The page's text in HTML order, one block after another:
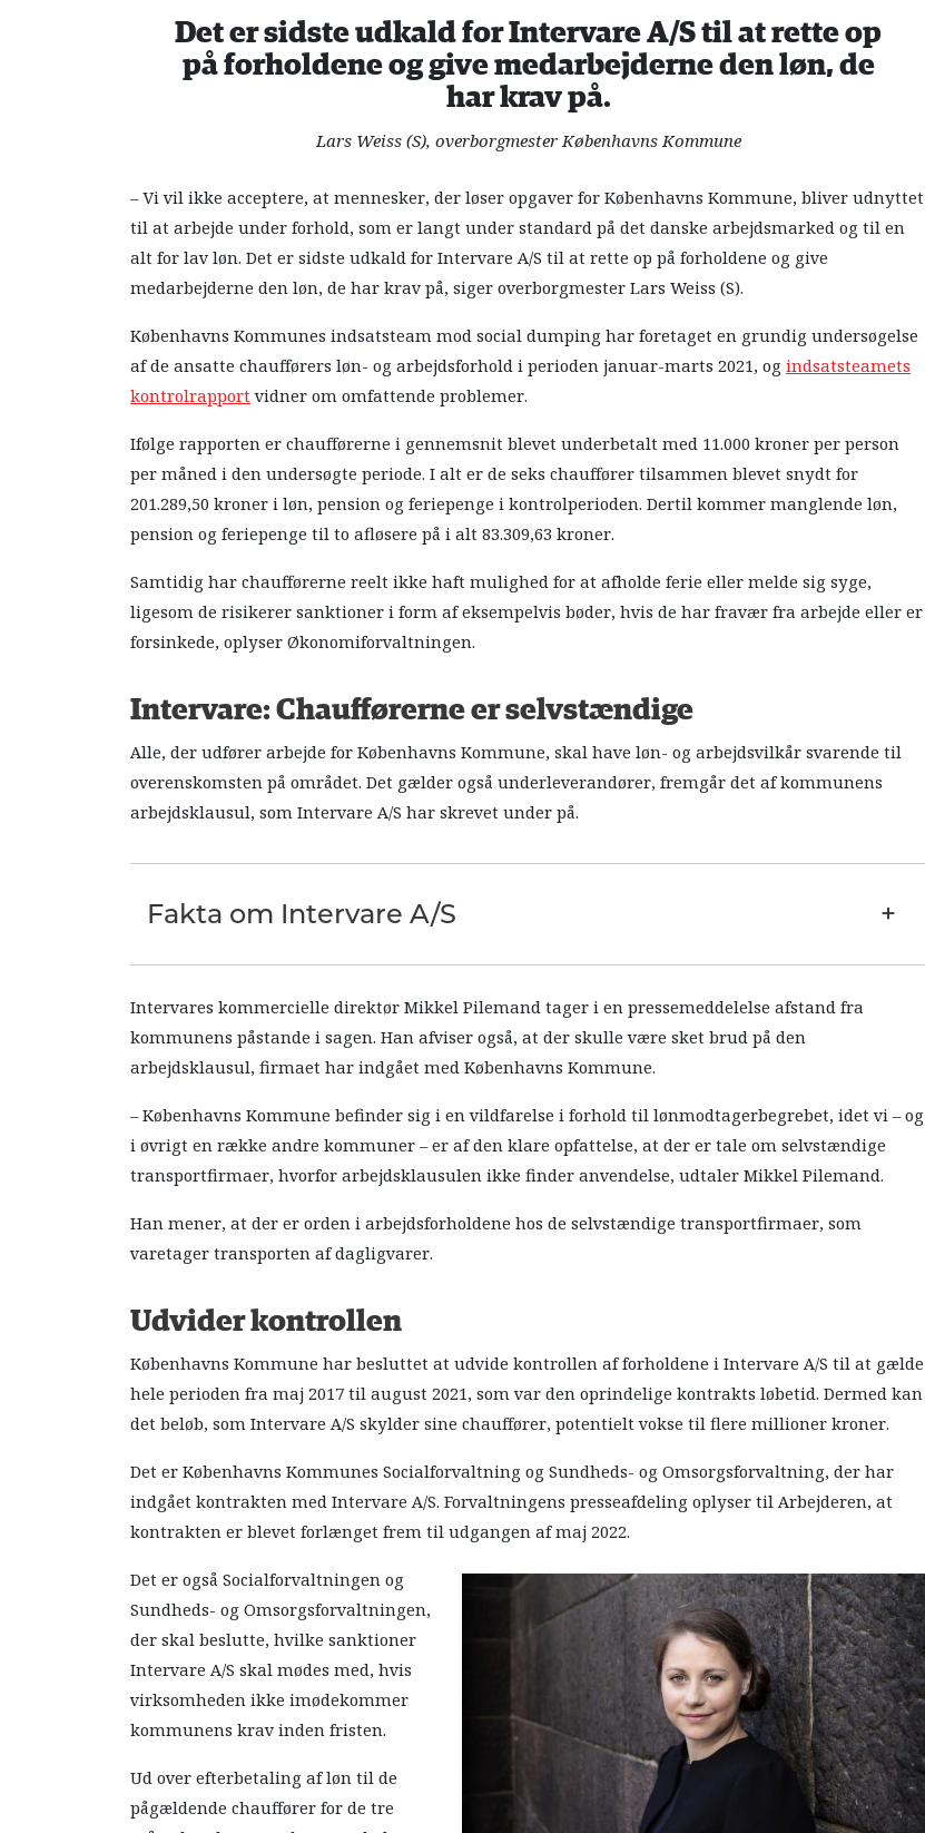
Det er sidste udkald for Intervare A/S til at rette op
på forholdene og give medarbejderne den løn, de
har krav på.
Lars Weiss (S), overborgmester Københavns Kommune
– Vi vil ikke acceptere, at mennesker, der løser opgaver for Københavns Kommune, bliver udnyttet
til at arbejde under forhold, som er langt under standard på det danske arbejdsmarked og til en
alt for lav løn. Det er sidste udkald for Intervare A/S til at rette op på forholdene og give
medarbejderne den løn, de har krav på, siger overborgmester Lars Weiss (S).
Københavns Kommunes indsatsteam mod social dumping har foretaget en grundig undersøgelse
af de ansatte chaufførers løn- og arbejdsforhold i perioden januar-marts 2021, ogindsatsteamets
kontrolrapportvidner om omfattende problemer.
Ifølge rapporten er chaufførerne i gennemsnit blevet underbetalt med 11.000 kroner per person
per måned i den undersøgte periode. I alt er de seks chauffører tilsammen blevet snydt for
201.289,50 kroner i løn, pension og feriepenge i kontrolperioden. Dertil kommer manglende løn,
pension og feriepenge til to afløsere på i alt 83.309,63 kroner.
Samtidig har chaufførerne reelt ikke haft mulighed for at afholde ferie eller melde sig syge,
ligesom de risikerer sanktioner i form af eksempelvis bøder, hvis de har fravær fra arbejde eller er
forsinkede, oplyser Økonomiforvaltningen.
Intervare: Chaufførerne er selvstændige
Alle, der udfører arbejde for Københavns Kommune, skal have løn- og arbejdsvilkår svarende til
overenskomsten på området. Det gælder også underleverandører, fremgår det af kommunens
arbejdsklausul, som Intervare A/S har skrevet under på.
Fakta om Intervare A/S
Intervares kommercielle direktør Mikkel Pilemand tager i en pressemeddelelse afstand fra
kommunens påstande i sagen. Han afviser også, at der skulle være sket brud på den
arbejdsklausul, firmaet har indgået med Københavns Kommune.
– Københavns Kommune befinder sig i en vildfarelse i forhold til lønmodtagerbegrebet, idet vi – og
i øvrigt en række andre kommuner – er af den klare opfattelse, at der er tale om selvstændige
transportfirmaer, hvorfor arbejdsklausulen ikke finder anvendelse, udtaler Mikkel Pilemand.
Han mener, at der er orden i arbejdsforholdene hos de selvstændige transportfirmaer, som
varetager transporten af dagligvarer.
Udvider kontrollen
Københavns Kommune har besluttet at udvide kontrollen af forholdene i Intervare A/S til at gælde
hele perioden fra maj 2017 til august 2021, som var den oprindelige kontrakts løbetid. Dermed kan
det beløb, som Intervare A/S skylder sine chauffører, potentielt vokse til flere millioner kroner.
Det er Københavns Kommunes Socialforvaltning og Sundheds- og Omsorgsforvaltning, der har
indgået kontrakten med Intervare A/S. Forvaltningens presseafdeling oplyser til Arbejderen, at
kontrakten er blevet forlænget frem til udgangen af maj 2022.
Det er også Socialforvaltningen og
Sundheds- og Omsorgsforvaltningen,
der skal beslutte, hvilke sanktioner
Intervare A/S skal mødes med, hvis
virksomheden ikke imødekommer
kommunens krav inden fristen.
Ud over efterbetaling af løn til de
pågældende chauffører for de tre